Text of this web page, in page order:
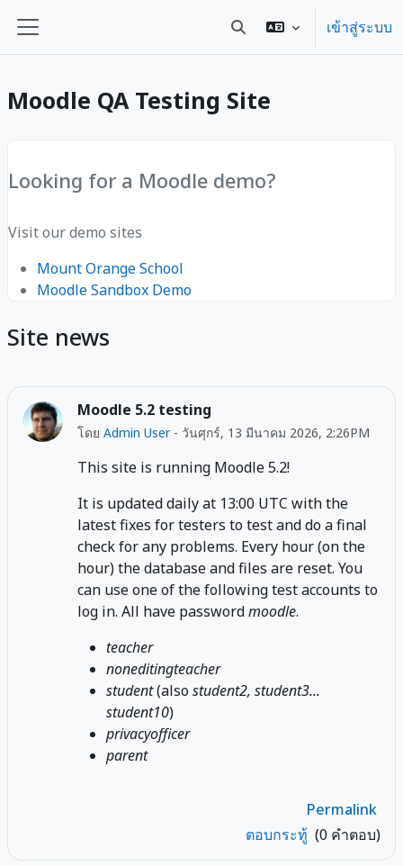
Side panel Toggle search input
เข้าสู่ระบบ
Moodle QA Testing Site
Looking for a Moodle demo?
Visit our demo sites
Mount Orange School
Moodle Sandbox Demo
Site news
Moodle 5.2 testing
โดย Admin User- วันศุกร์, 13 มีนาคม 2026, 2:26PM
This site is running Moodle 5.2!
It is updated daily at 13:00 UTC with the
latest fixes for testers to test and do a final
check for any problems. Every hour (on the
hour) the database and files are reset. You
can use one of the following test accounts to
log in. All have passwordmoodle.
teacher
noneditingteacher
student(alsostudent2, student3...
student10)
privacyofficer
parent
Permalink
ตอบกระทู้ (0 คำตอบ)